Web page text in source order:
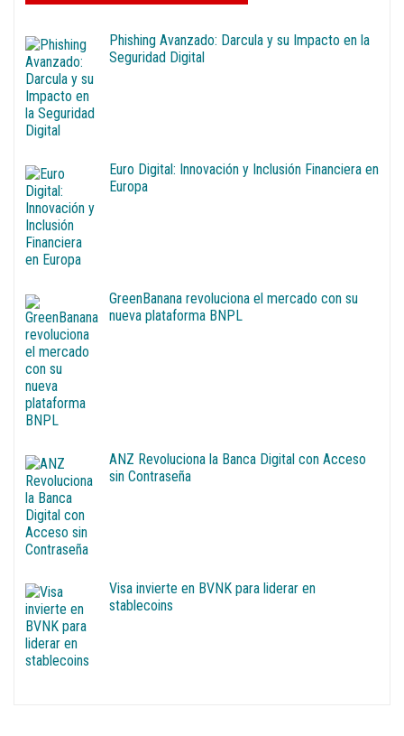
Phishing Avanzado: Darcula y su Impacto en la
Seguridad Digital
Euro Digital: Innovación y Inclusión Financiera en
Europa
GreenBanana revoluciona el mercado con su
nueva plataforma BNPL
ANZ Revoluciona la Banca Digital con Acceso
sin Contraseña
Visa invierte en BVNK para liderar en
stablecoins